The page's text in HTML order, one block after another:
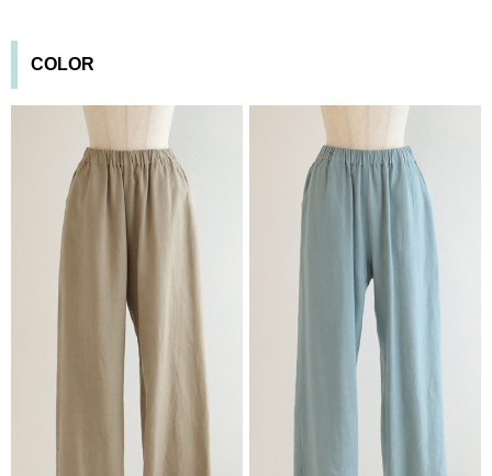
COLOR